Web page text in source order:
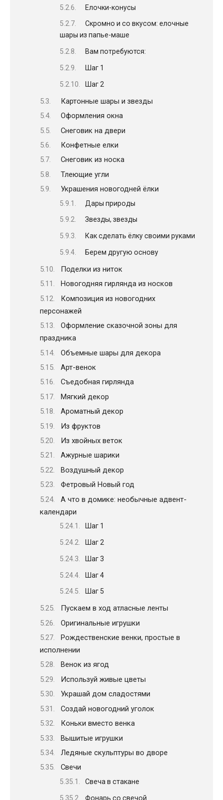
Елочки-конусы
Скромно и со вкусом: елочные
шары из папье-маше
Вам потребуются:
Шаг 1
Шаг 2
Картонные шары и звезды
Оформления окна
Снеговик на двери
Конфетные елки
Снеговик из носка
Тлеющие угли
Украшения новогодней ёлки
Дары природы
Звезды, звезды
Как сделать ёлку своими руками
Берем другую основу
Поделки из ниток
Новогодняя гирлянда из носков
Композиция из новогодних
персонажей
Оформление сказочной зоны для
праздника
Объемные шары для декора
Арт-венок
Съедобная гирлянда
Мягкий декор
Ароматный декор
Из фруктов
Из хвойных веток
Ажурные шарики
Воздушный декор
Фетровый Новый год
А что в домике: необычные адвент-
календари
Шаг 1
Шаг 2
Шаг 3
Шаг 4
Шаг 5
Пускаем в ход атласные ленты
Оригинальные игрушки
Рождественские венки, простые в
исполнении
Венок из ягод
Используй живые цветы
Украшай дом сладостями
Создай новогодний уголок
Коньки вместо венка
Вышитые игрушки
Ледяные скульптуры во дворе
Свечи
Свеча в стакане
Фонарь со свечой